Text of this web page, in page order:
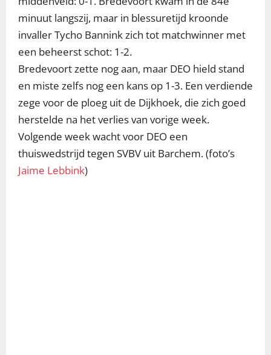
minuut langszij, maar in blessuretijd kroonde
invaller Tycho Bannink zich tot matchwinner met
een beheerst schot: 1-2.
Bredevoort zette nog aan, maar DEO hield stand
en miste zelfs nog een kans op 1-3. Een verdiende
zege voor de ploeg uit de Dijkhoek, die zich goed
herstelde na het verlies van vorige week.
Volgende week wacht voor DEO een
thuiswedstrijd tegen SVBV uit Barchem. (foto’s
Jaime Lebbink)